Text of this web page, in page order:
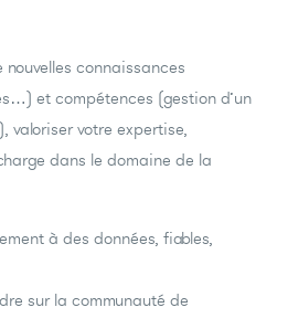
nouvelles connaissances
et compétences (gestion d’un
votre expertise,
dans le domaine de la
à des données, fiables,
sur la communauté de